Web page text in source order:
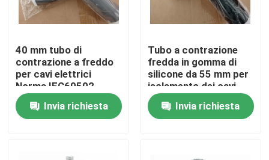
Casa
Prodotti
40 mm tubo di
contrazione a freddo
per cavi elettrici
Norma IEC60502
Invia richiesta
Tubo a contrazione
fredda in gomma di
silicone da 55 mm per
isolamento dei cavi
elettrici
Invia richiesta